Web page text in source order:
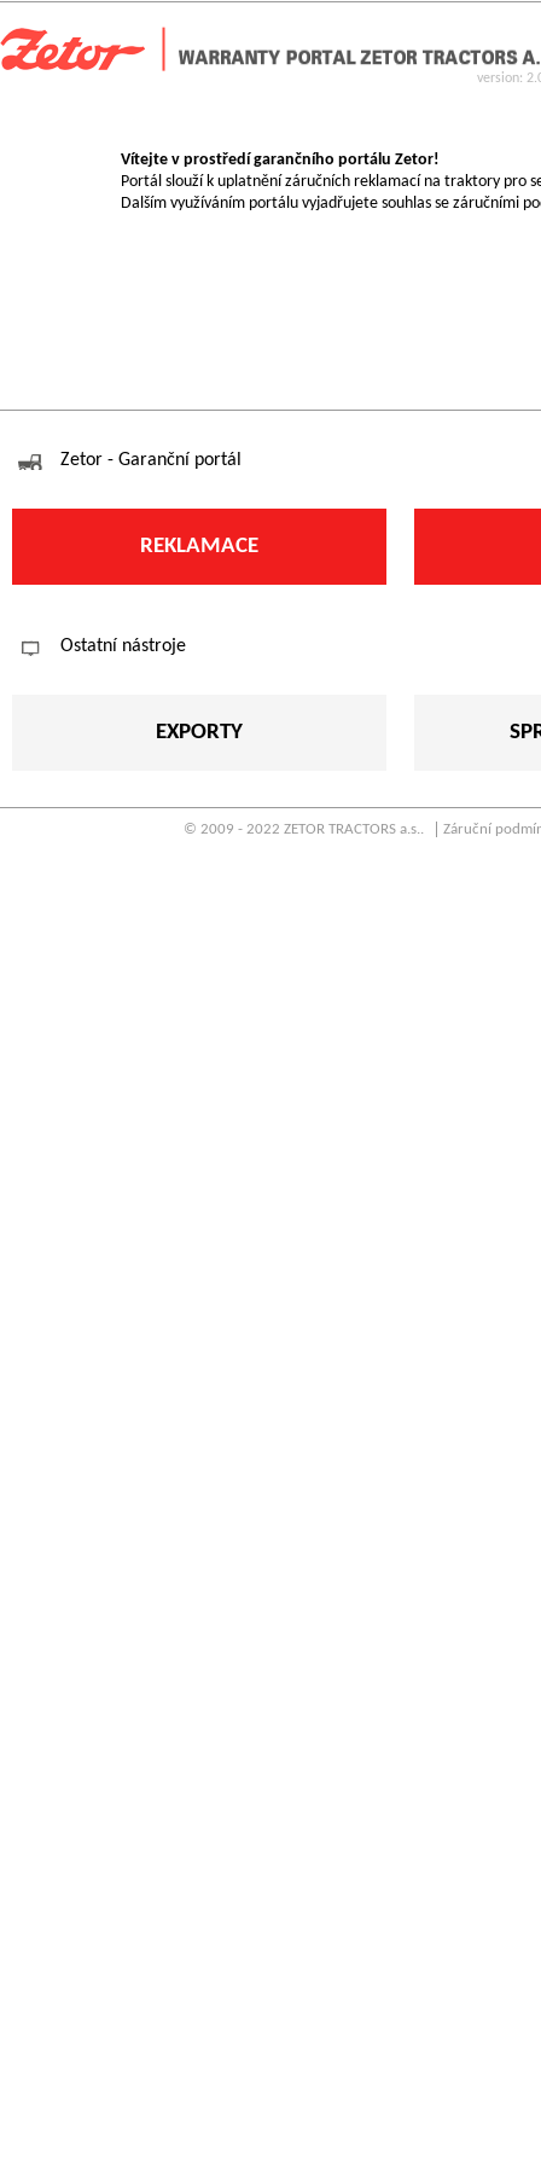
version:
Vítejte v prostředí garančního portálu Zetor!
Portál slouží k uplatnění záručních reklamací na traktory pro
Dalším využíváním portálu vyjadřujete souhlas se záručními
Zetor - Garanční portál
REKLAMACE
Ostatní nástroje
EXPORTY
© 2009 - 2022 ZETOR TRACTORS a.s.. Záruční